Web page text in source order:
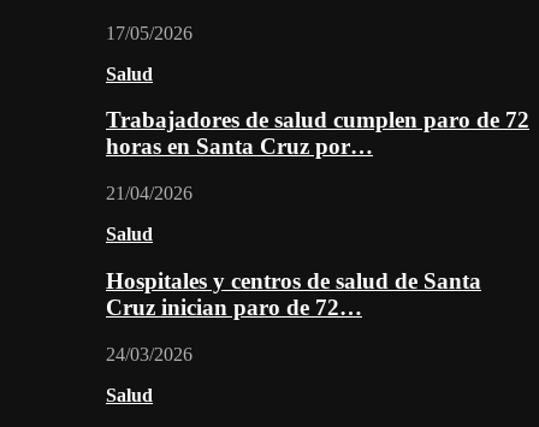
17/05/2026
Salud
Trabajadores de salud cumplen paro de 72
horas en Santa Cruz por…
21/04/2026
Salud
Hospitales y centros de salud de Santa
Cruz inician paro de 72…
24/03/2026
Salud